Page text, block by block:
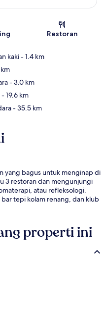
Restoran
kaki- 1.4 km
- 3.0 km
- 19.6 km
- 35.5 km
yang bagus untuk menginap di
3 restoran dan mengunjungi
atau refleksologi.
tepi kolam renang, dan klub
properti ini